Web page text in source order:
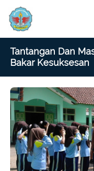
Tantangan Dan
Bakar Kesuksesan